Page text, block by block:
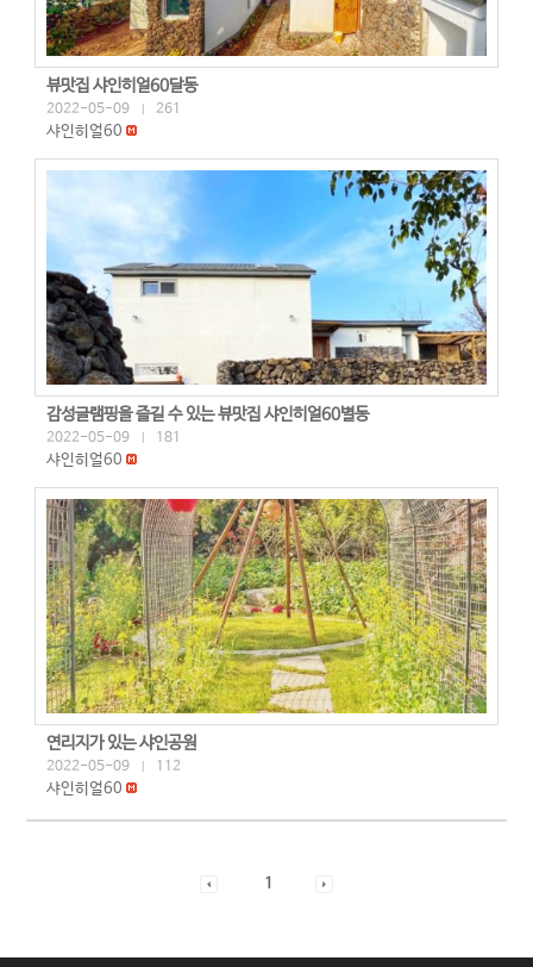
뷰맛집 샤인히얼60달동
2022-05-09 261
샤인히얼60
감성글램핑을 즐길 수 있는 뷰맛집 샤인히얼60별동
2022-05-09 181
샤인히얼60
연리지가 있는 샤인공원
2022-05-09 112
샤인히얼60
1